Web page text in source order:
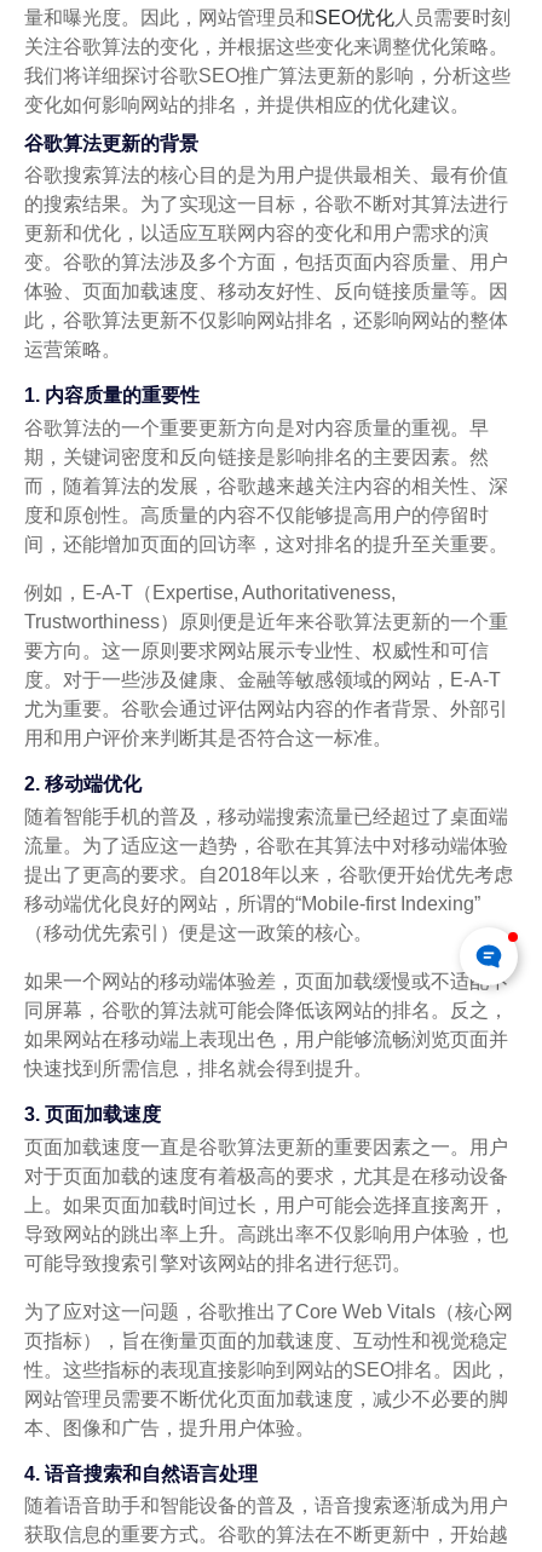
量和曝光度。因此，网站管理员和SEO优化 人员需要时刻
关注谷歌算法的变化，并根据这些变化来调整优化策略。
我们将详细探讨谷歌SEO推广算法更新的影响，分析这些
变化如何影响网站的排名，并提供相应的优化建议。
谷歌算法更新的背景
谷歌搜索算法的核心目的是为用户提供最相关、最有价值
的搜索结果。为了实现这一目标，谷歌不断对其算法进行
更新和优化，以适应互联网内容的变化和用户需求的演
变。谷歌的算法涉及多个方面，包括页面内容质量、用户
体验、页面加载速度、移动友好性、反向链接质量等。因
此，谷歌算法更新不仅影响网站排名，还影响网站的整体
运营策略。
1. 内容质量的重要性
谷歌算法的一个重要更新方向是对内容质量的重视。早
期，关键词密度和反向链接是影响排名的主要因素。然
而，随着算法的发展，谷歌越来越关注内容的相关性、深
度和原创性。高质量的内容不仅能够提高用户的停留时
间，还能增加页面的回访率，这对排名的提升至关重要。
例如，E-A-T（Expertise, Authoritativeness,
Trustworthiness）原则便是近年来谷歌算法更新的一个重
要方向。这一原则要求网站展示专业性、权威性和可信
度。对于一些涉及健康、金融等敏感领域的网站，E-A-T
尤为重要。谷歌会通过评估网站内容的作者背景、外部引
用和用户评价来判断其是否符合这一标准。
2. 移动端优化
随着智能手机的普及，移动端搜索流量已经超过了桌面端
流量。为了适应这一趋势，谷歌在其算法中对移动端体验
提出了更高的要求。自2018年以来，谷歌便开始优先考虑
移动端优化良好的网站，所谓的“Mobile-first Indexing”
（移动优先索引）便是这一政策的核心。
如果一个网站的移动端体验差，页面加载缓慢或不适配不
同屏幕，谷歌的算法就可能会降低该网站的排名。反之，
如果网站在移动端上表现出色，用户能够流畅浏览页面并
快速找到所需信息，排名就会得到提升。
3. 页面加载速度
页面加载速度一直是谷歌算法更新的重要因素之一。用户
对于页面加载的速度有着极高的要求，尤其是在移动设备
上。如果页面加载时间过长，用户可能会选择直接离开，
导致网站的跳出率上升。高跳出率不仅影响用户体验，也
可能导致搜索引擎对该网站的排名进行惩罚。
为了应对这一问题，谷歌推出了Core Web Vitals（核心网
页指标），旨在衡量页面的加载速度、互动性和视觉稳定
性。这些指标的表现直接影响到网站的SEO排名。因此，
网站管理员需要不断优化页面加载速度，减少不必要的脚
本、图像和广告，提升用户体验。
4. 语音搜索和自然语言处理
随着语音助手和智能设备的普及，语音搜索逐渐成为用户
获取信息的重要方式。谷歌的算法在不断更新中，开始越